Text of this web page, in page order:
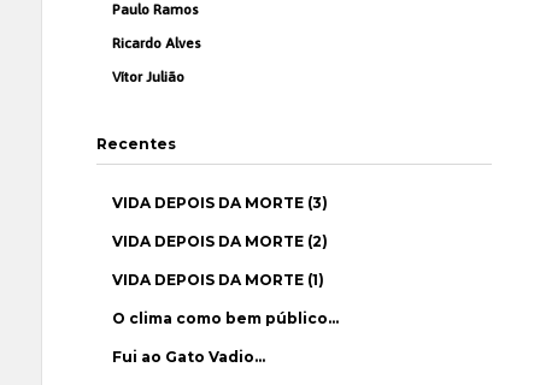
Paulo Ramos
Ricardo Alves
Vítor Julião
Recentes
VIDA DEPOIS DA MORTE (3)
VIDA DEPOIS DA MORTE (2)
VIDA DEPOIS DA MORTE (1)
O clima como bem público…
Fui ao Gato Vadio…